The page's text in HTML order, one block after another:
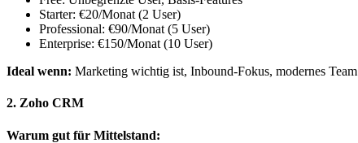
Starter: €20/Monat (2 User)
Professional: €90/Monat (5 User)
Enterprise: €150/Monat (10 User)
Ideal wenn: Marketing wichtig ist, Inbound-Fokus, modernes Team
2. Zoho CRM
Warum gut für Mittelstand: